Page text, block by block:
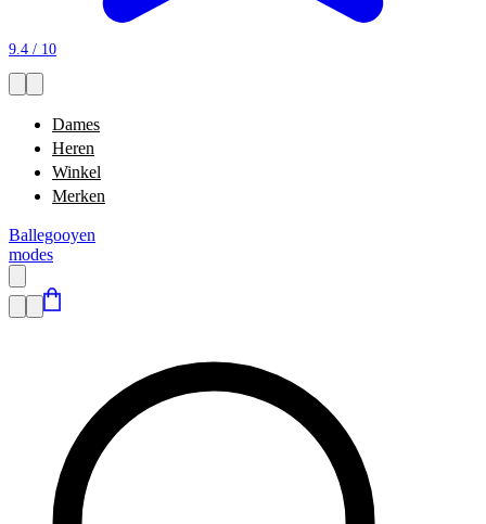
9.4 / 10
Dames
Heren
Winkel
Merken
Ballegooyen
modes